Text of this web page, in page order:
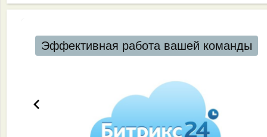
Эффективная работа вашей команды